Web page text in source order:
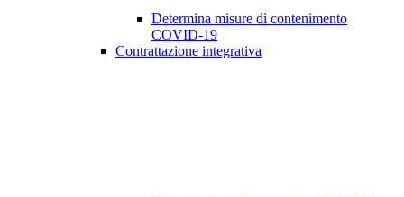
Determina misure di contenimento
COVID-19
Contrattazione integrativa